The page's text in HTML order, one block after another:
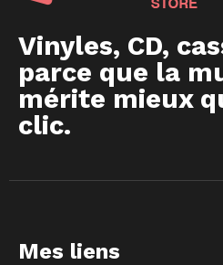
Vinyles, CD,
parce que la
mérite mieux
clic.
Mes liens